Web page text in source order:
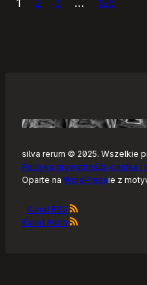
–
Linuksa
silva rerum © 2025. Wszelkie
Polityka prywatności, ciastka i
Oparte na WordPressie z
Kanał RSS
Kanał Atom